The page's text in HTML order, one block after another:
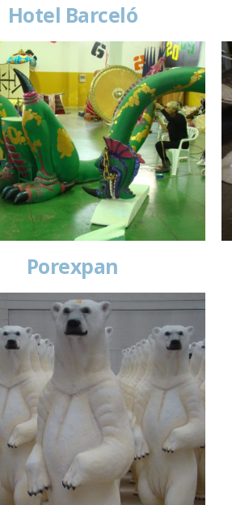
Hotel Barceló
Porexpan